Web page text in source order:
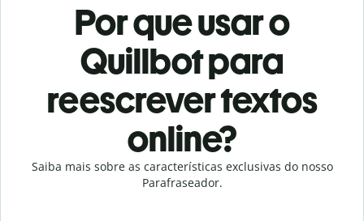
Por que usar o
Quillbot para
reescrever textos
online?
Saiba mais sobre as características exclusivas do nosso
Parafraseador.